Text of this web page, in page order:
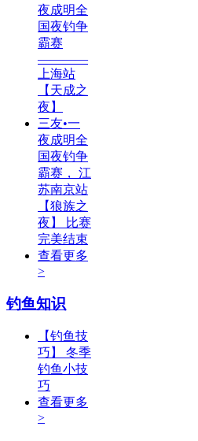
夜成明全
国夜钓争
霸赛
————
上海站
【天成之
夜】
三友•一
夜成明全
国夜钓争
霸赛， 江
苏南京站
【狼族之
夜】 比赛
完美结束
查看更多
>
钓鱼知识
【钓鱼技
巧】 冬季
钓鱼小技
巧
查看更多
>